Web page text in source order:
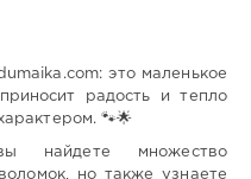
это маленькое
радость и тепло
🐾🌟
найдете множество
но также узнаете